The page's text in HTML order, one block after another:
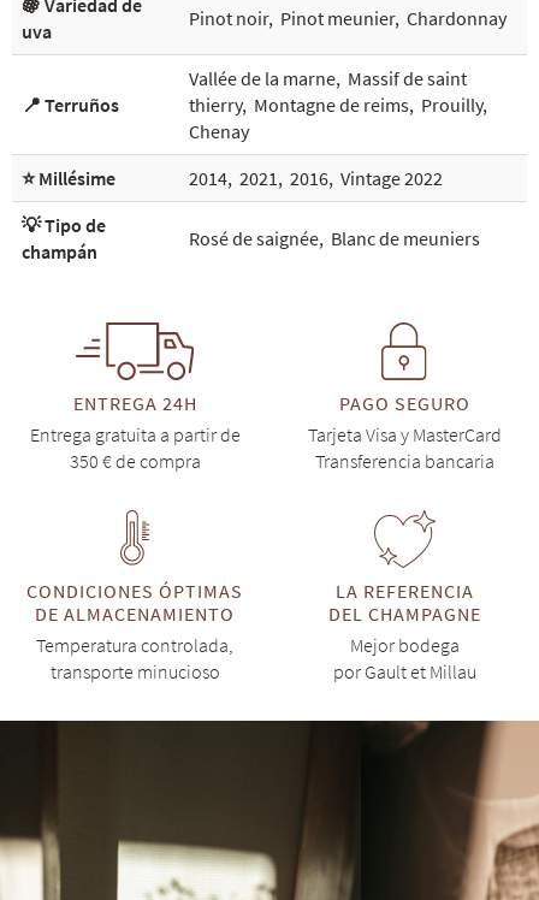
🍇 Variedad de
uva
Pinot noir, Pinot meunier, Chardonnay
📍 Terruños
Vallée de la marne, Massif de saint
thierry, Montagne de reims, Prouilly,
Chenay
⭐ Millésime
2014, 2021, 2016, Vintage 2022
💡 Tipo de
champán
Rosé de saignée, Blanc de meuniers
ENTREGA 24H
Entrega gratuita a partir de
350 € de compra
PAGO SEGURO
Tarjeta Visa y MasterCard
Transferencia bancaria
CONDICIONES ÓPTIMAS
DE ALMACENAMIENTO
Temperatura controlada,
transporte minucioso
LA REFERENCIA
DEL CHAMPAGNE
Mejor bodega
por Gault et Millau